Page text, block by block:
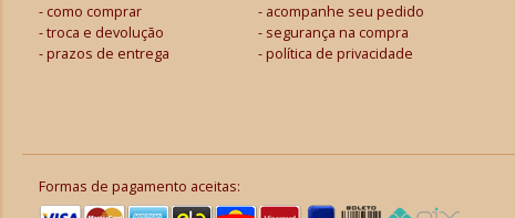
como comprar
acompanhe seu pedido
troca e devolução
segurança na compra
prazos de entrega
política de privacidade
Formas de pagamento aceitas: